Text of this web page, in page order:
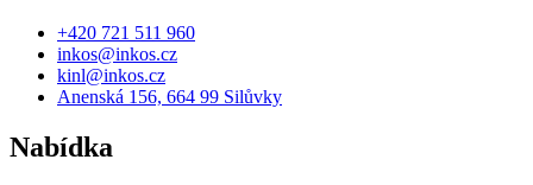
+420 721 511 960
inkos@inkos.cz
kinl@inkos.cz
Anenská 156, 664 99 Silůvky
Nabídka